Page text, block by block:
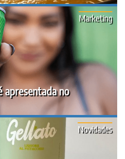
apresentada no
Marketing
Novidades